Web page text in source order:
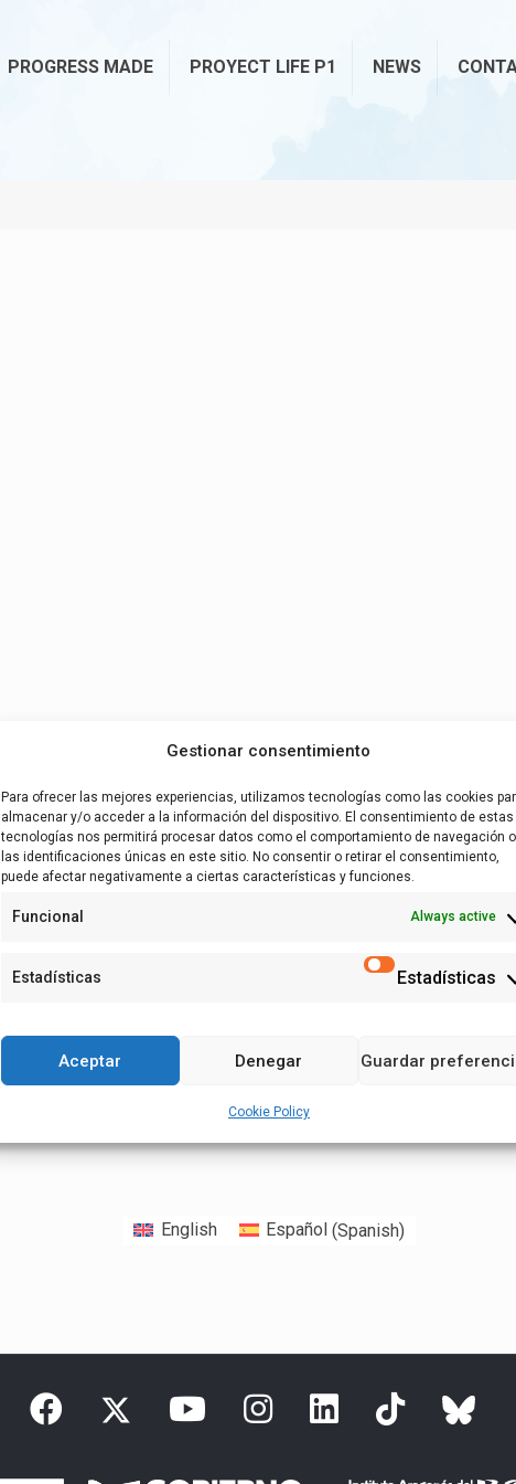
Gestionar consentimiento
Para ofrecer las mejores experiencias, utilizamos tecnologías como las cookies
almacenar y/o acceder a la información del dispositivo. El consentimiento de estas
tecnologías nos permitirá procesar datos como el comportamiento de navegación o
las identificaciones únicas en este sitio. No consentir o retirar el consentimiento,
puede afectar negativamente a ciertas características y funciones.
Funcional Always active
Estadísticas Estadísticas
Aceptar Denegar Guardar
Cookie Policy
PROGRESS MADE PROYECT LIFE P1 NEWS
English Español (Spanish)